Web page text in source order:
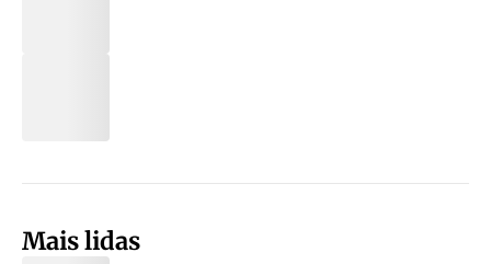
Mais lidas